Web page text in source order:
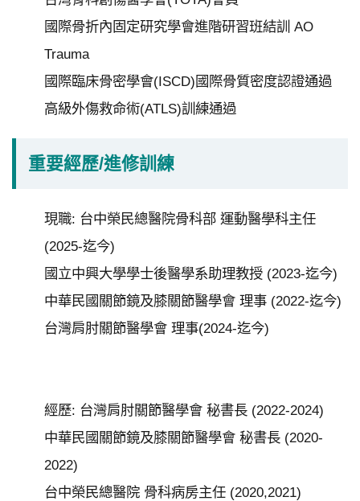
國際骨折內固定研究學會進階研習班結訓 AO
Trauma
國際臨床骨密學會(ISCD)國際骨質密度認證通過
高級外傷救命術(ATLS)訓練通過
重要經歷/進修訓練
現職: 台中榮民總醫院骨科部 運動醫學科主任
(2025-迄今)
國立中興大學學士後醫學系助理教授 (2023-迄今)
中華民國關節鏡及膝關節醫學會 理事 (2022-迄今)
台灣肩肘關節醫學會 理事(2024-迄今)
經歷: 台灣肩肘關節醫學會 秘書長 (2022-2024)
中華民國關節鏡及膝關節醫學會 秘書長 (2020-
2022)
台中榮民總醫院 骨科病房主任 (2020,2021)